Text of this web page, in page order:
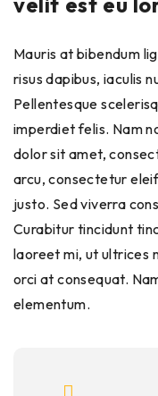
Mauris at bibendum
risus dapibus, iaculis
Pellentesque
imperdiet felis. Nam
dolor sit amet,
arcu, consectetur
justo. Sed viverra
Curabitur tincidunt
laoreet mi, ut ultrices
orci at consequat.
elementum.